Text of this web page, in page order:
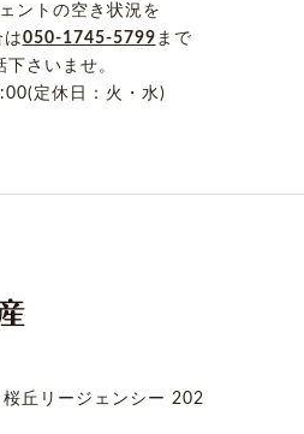
ントの空き状況を
は050-1745-5799 まで
下さいませ。
定休日：火・水)
桜丘リージェンシー 202